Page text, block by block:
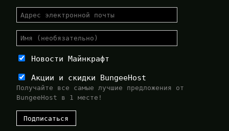
Новости Майнкрафт
Акции и скидки BungeeHost
Получайте все самые лучшие предложения от
BungeeHost в 1 месте!